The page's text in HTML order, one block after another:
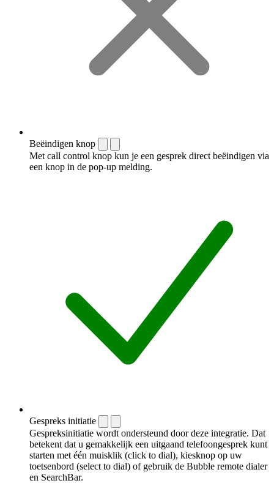
Beëindigen knop
Met call control knop kun je een gesprek direct beëindigen via
een knop in de pop-up melding.
Gespreks initiatie
Gespreksinitiatie wordt ondersteund door deze integratie. Dat
betekent dat u gemakkelijk een uitgaand telefoongesprek kunt
starten met één muisklik (click to dial), kiesknop op uw
toetsenbord (select to dial) of gebruik de Bubble remote dialer
en SearchBar.